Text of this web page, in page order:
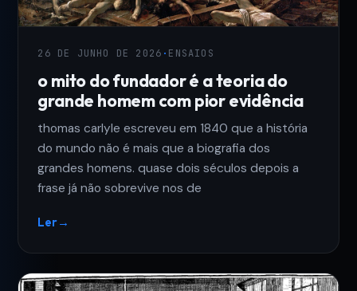
26 DE JUNHO DE 2026 · ENSAIOS
o mito do fundador é a teoria do
grande homem com pior evidência
thomas carlyle escreveu em 1840 que a história
do mundo não é mais que a biografia dos
grandes homens. quase dois séculos depois a
frase já não sobrevive nos de
Ler→